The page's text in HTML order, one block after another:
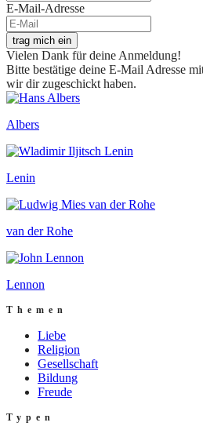
E-Mail-Adresse
trag mich ein
Vielen Dank für deine Anmeldung!
Bitte bestätige deine E-Mail Adresse
wir dir zugeschickt haben.
Albers
Lenin
van der Rohe
Lennon
Themen
Liebe
Religion
Gesellschaft
Bildung
Freude
Typen